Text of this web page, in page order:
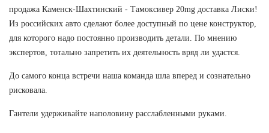
продажа Каменск-Шахтинский - Тамоксивер 20mg доставка Лиски!
Из российских авто сделают более доступный по цене конструктор,
для которого надо постоянно производить детали. По мнению
экспертов, тотально запретить их деятельность вряд ли удастся.
До самого конца встречи наша команда шла вперед и сознательно
рисковала.
Гантели удерживайте наполовину расслабленными руками.